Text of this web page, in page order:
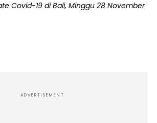
Covid-19 di Bali, Minggu 28 November
ADVERTISEMENT